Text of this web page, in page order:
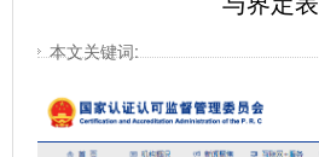
本文关键词: